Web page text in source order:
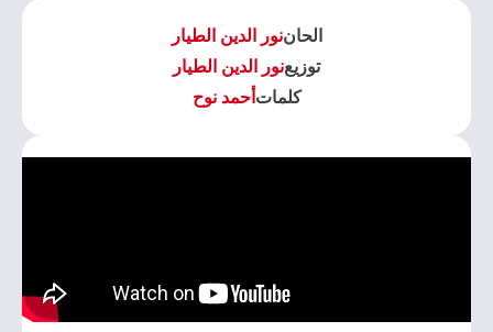
الحاننور الدين الطيار
توزيعنور الدين الطيار
كلمات أحمد نوح